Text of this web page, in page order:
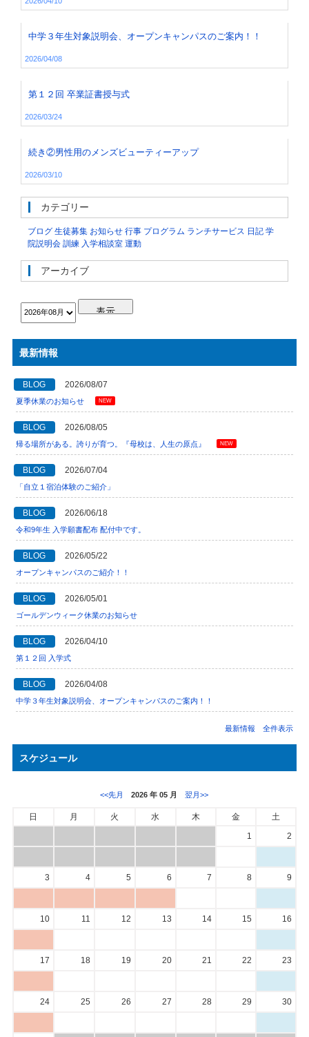
中学３年生対象説明会、オープンキャンパスのご案内！！
2026/04/08
第１２回 卒業証書授与式
2026/03/24
続き②男性用のメンズビューティーアップ
2026/03/10
カテゴリー
ブログ 生徒募集 お知らせ 行事 プログラム ランチサービス 日記 学
院説明会 訓練 入学相談室 運動
アーカイブ
最新情報
BLOG 2026/08/07
夏季休業のお知らせ NEW
BLOG 2026/08/05
帰る場所がある。誇りが育つ。『母校は、人生の原点』 NEW
BLOG 2026/07/04
「自立１宿泊体験のご紹介」
BLOG 2026/06/18
令和9年生 入学願書配布 配付中です。
BLOG 2026/05/22
オープンキャンパスのご紹介！！
BLOG 2026/05/01
ゴールデンウィーク休業のお知らせ
BLOG 2026/04/10
第１２回 入学式
BLOG 2026/04/08
中学３年生対象説明会、オープンキャンパスのご案内！！
最新情報 全件表示
スケジュール
<<先月 2026 年 05 月 翌月>>
日 月 火 水 木 金
土
1
2
3 4 5 6 7 8 9
10 11 12 13 14 15 16
17 18 19 20 21 22 23
24 25 26 27 28 29 30